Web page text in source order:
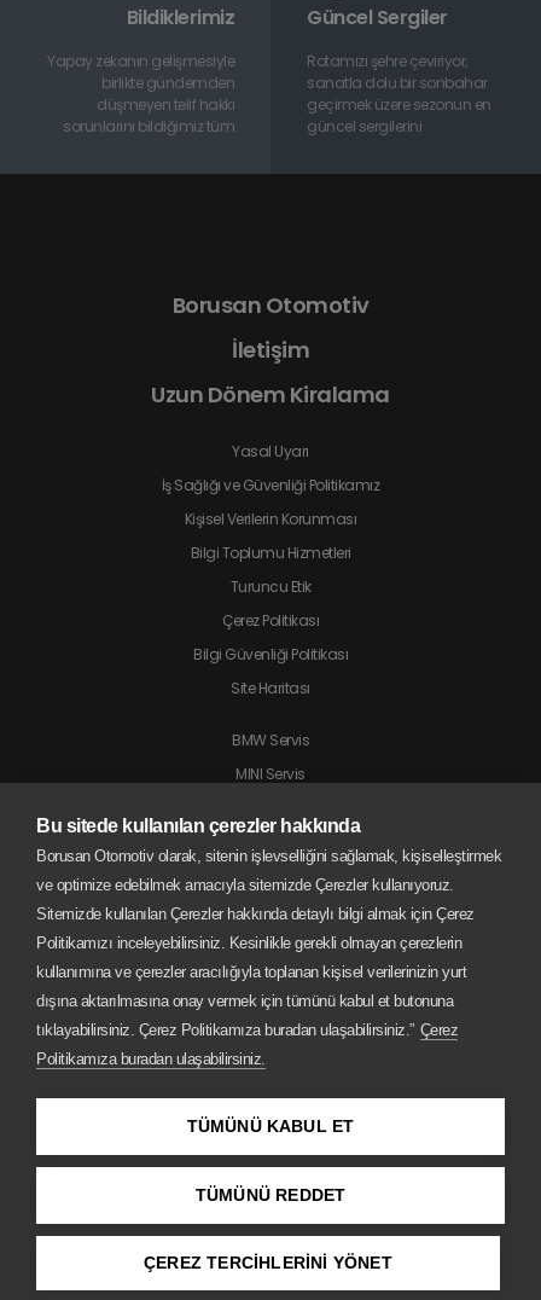
Bu sitede kullanılan çerezler hakkında
Borusan Otomotiv olarak, sitenin işlevselliğini sağlamak, kişiselleştirmek
ve optimize edebilmek amacıyla sitemizde Çerezler kullanıyoruz.
Sitemizde kullanılan Çerezler hakkında detaylı bilgi almak için Çerez
Politikamızı inceleyebilirsiniz. Kesinlikle gerekli olmayan çerezlerin
kullanımına ve çerezler aracılığıyla toplanan kişisel verilerinizin yurt
dışına aktarılmasına onay vermek için tümünü kabul et butonuna
tıklayabilirsiniz. Çerez Politikamıza buradan ulaşabilirsiniz.” Çerez
Politikamıza buradan ulaşabilirsiniz.
TÜMÜNÜ KABUL ET
TÜMÜNÜ REDDET
ÇEREZ TERCİHLERİNİ YÖNET
Bildiklerimiz
Yapay zekanın gelişmesiyle
birlikte gündemden
düşmeyen telif hakkı
sorunlarını bildiğimiz tüm
Güncel Sergiler
Rotamızı şehre çeviriyor,
sanatla dolu bir sonbahar
geçirmek üzere sezonun en
güncel sergilerini
Borusan Otomotiv
İletişim
Uzun Dönem Kiralama
Yasal Uyarı
İş Sağlığı ve Güvenliği Politikamız
Kişisel Verilerin Korunması
Bilgi Toplumu Hizmetleri
Turuncu Etik
Çerez Politikası
Bilgi Güvenliği Politikası
Site Haritası
BMW Servis
MINI Servis
Land Rover Servis
BMW Motorrad Servis
Copyright © 2026 Borusan Oto